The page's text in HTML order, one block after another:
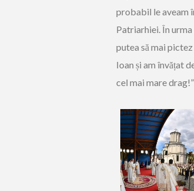
probabil le aveam
Patriarhiei. În urma
putea să mai
Ioan și am învățat
cel mai mare drag!”